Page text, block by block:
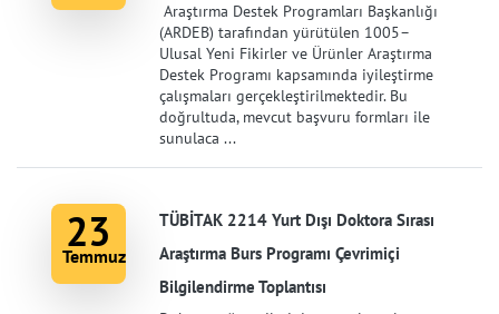
Araştırma Destek Programları Başkanlığı
(ARDEB) tarafından yürütülen 1005–
Ulusal Yeni Fikirler ve Ürünler Araştırma
Destek Programı kapsamında iyileştirme
çalışmaları gerçekleştirilmektedir. Bu
doğrultuda, mevcut başvuru formları ile
sunulaca ...
23
Temmuz
TÜBİTAK 2214 Yurt Dışı Doktora Sırası
Araştırma Burs Programı Çevrimiçi
Bilgilendirme Toplantısı